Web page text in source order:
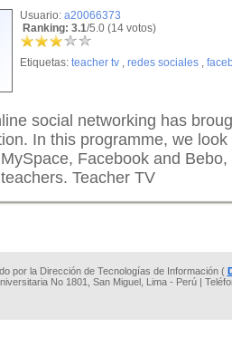
Usuario: a20066373
Ranking: 3.1/5.0 (14 votos)
Etiquetas: teacher tv , redes sociales ,
social networking has
In this programme, we
Facebook and
Teacher TV
por la Dirección de Tecnologías de Información (
No 1801, San Miguel, Lima - Perú |